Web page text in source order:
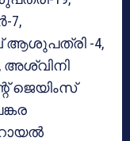
7,
ആശുപത്രി -4,
അശ്വിനി
ജെയിംസ്